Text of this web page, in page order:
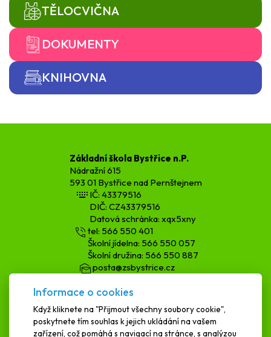
TĚLOCVIČNA
DOKUMENTY
KNIHOVNA
Základní škola Bystřice n.P.
Nádražní 615
593 01 Bystřice nad Pernštejnem
IČ: 43379516
DIČ: CZ43379516
Datová schránka: xqx5xny
tel: 566 550 401
Školní jídelna: 566 550 057
Školní družina: 566 550 887
posta@zsbystrice.cz
podatelna@zsbystrice.cz
SCHRÁNKA DŮVĚRY
Informace o cookies
Když kliknete na "Přijmout všechny soubory cookie",
poskytnete tím souhlas k jejich ukládání na vašem
zařízení, což pomáhá s navigací na stránce, s analýzou